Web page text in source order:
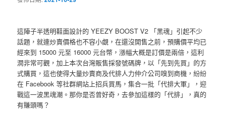
這陣子半透明鞋面設計的 YEEZY BOOST V2 「黑魂」引起不少
話題，就連炒賣價格也不容小覷，在還沒開售之前，預購價平均已
經來到 15000 元至 16000 元台幣，漲幅大概是訂價是兩倍，這利
潤非常可觀，加上本次台灣販售採發號碼牌，以「先到先買」的方
式購買，這也使得大量炒賣商及代排人力仲介公司嗅到商機，紛紛
在 Facebook 等社群網站上招兵買馬，集合一批「代排大軍」，迎
戰這一波黑魂潮。那你是否曾好奇，去參加這樣的「代排」，真的
有賺頭嗎？